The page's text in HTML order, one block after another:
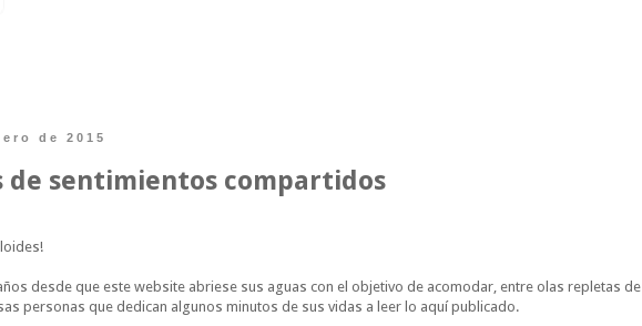
de 2015
de sentimientos compartidos
desde que este website abriese sus aguas con el objetivo de acomodar, entre olas repletas de
personas que dedican algunos minutos de sus vidas a leer lo aquí publicado.